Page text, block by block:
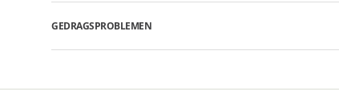
GEDRAGSPROBLEMEN